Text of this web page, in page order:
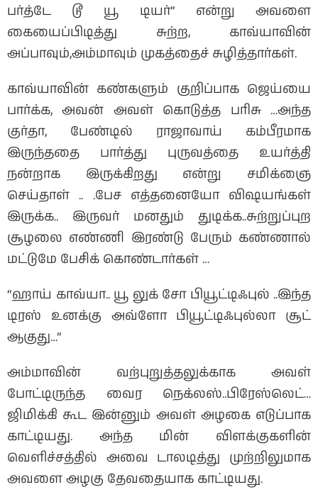
பர்த்டே டூ யூ டியர்” என்று அவளை
கையைப்பிடித்து சுற்ற, காவ்யாவின்
அப்பாவும்,அம்மாவும் முகத்தைச் சுழித்தார்கள்.
காவ்யாவின் கண்களும் குறிப்பாக ஜெய்யை
பார்க்க, அவன் அவள் கொடுத்த பரிசு …அந்த
குர்தா, பேண்டில் ராஜாவாய் கம்பீரமாக
இருந்ததை பார்த்து புருவத்தை உயர்த்தி
நன்றாக இருக்கிறது என்று சமிக்ஞை
செய்தாள் .. .பேச எத்தனையோ விஷயங்கள்
இருக்க.. இருவர் மனதும் துடிக்க..சுற்றுப்புற
சூழலை எண்ணி இரண்டு பேரும் கண்ணால்
மட்டுமே பேசிக் கொண்டார்கள் …
“ஹாய் காவ்யா.. யூ லுக் சோ பியூட்டிஃபுல் ..இந்த
டிரஸ் உனக்கு அவ்ளோ பியூட்டிஃபுல்லா சூட்
ஆகுது…”
அம்மாவின் வற்புறுத்தலுக்காக அவள்
போட்டிருந்த வைர நெக்லஸ்..பிரேஸ்லெட்…
ஜிமிக்கி கூட இன்னும் அவள் அழகை எடுப்பாக
காட்டியது. அந்த மின் விளக்குகளின்
வெளிச்சத்தில் அவை டாலடித்து முற்றிலுமாக
அவளை அழகு தேவதையாக காட்டியது.